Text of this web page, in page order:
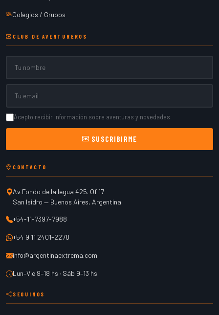
Colegios / Grupos
CLUB DE AVENTUREROS
Acepto recibir información sobre aventuras y novedades
SUSCRIBIRME
CONTACTO
Av Fondo de la legua 425. Of 17
San Isidro — Buenos Aires, Argentina
+54-11-7397-7988
+54 9 11 2401-2278
info@argentinaextrema.com
Lun–Vie 9–18 hs · Sáb 9–13 hs
SEGUINOS